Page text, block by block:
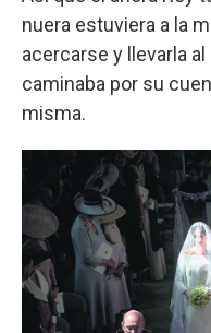
nuera estuviera a la
acercarse y llevarla
caminaba por su
misma.